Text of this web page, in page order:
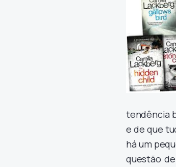
tendência
e de que
há um
questão